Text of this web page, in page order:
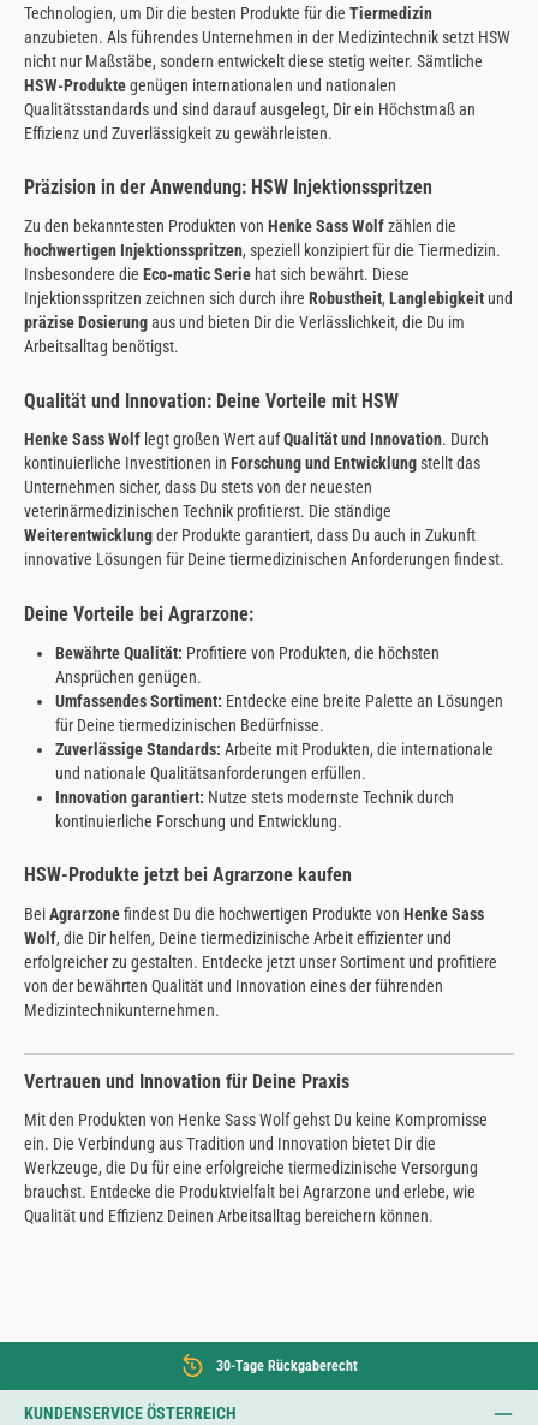
Technologien, um Dir die besten Produkte für die Tiermedizin
anzubieten. Als führendes Unternehmen in der Medizintechnik setzt HSW
nicht nur Maßstäbe, sondern entwickelt diese stetig weiter. Sämtliche
HSW-Produktegenügen internationalen und nationalen
Qualitätsstandards und sind darauf ausgelegt, Dir ein Höchstmaß an
Effizienz und Zuverlässigkeit zu gewährleisten.
Präzision in der Anwendung: HSW Injektionsspritzen
Zu den bekanntesten Produkten von Henke Sass Wolfzählen die
hochwertigen Injektionsspritzen, speziell konzipiert für die Tiermedizin.
Insbesondere die Eco-matic Serie hat sich bewährt. Diese
Injektionsspritzen zeichnen sich durch ihre Robustheit, Langlebigkeit und
präzise Dosierungaus und bieten Dir die Verlässlichkeit, die Du im
Arbeitsalltag benötigst.
Qualität und Innovation: Deine Vorteile mit HSW
Henke Sass Wolf legt großen Wert aufQualität und Innovation. Durch
kontinuierliche Investitionen in Forschung und Entwicklungstellt das
Unternehmen sicher, dass Du stets von der neuesten
veterinärmedizinischen Technik profitierst. Die ständige
Weiterentwicklungder Produkte garantiert, dass Du auch in Zukunft
innovative Lösungen für Deine tiermedizinischen Anforderungen findest.
Deine Vorteile bei Agrarzone:
Bewährte Qualität: Profitiere von Produkten, die höchsten
Ansprüchen genügen.
Umfassendes Sortiment: Entdecke eine breite Palette an Lösungen
für Deine tiermedizinischen Bedürfnisse.
Zuverlässige Standards: Arbeite mit Produkten, die internationale
und nationale Qualitätsanforderungen erfüllen.
Innovation garantiert: Nutze stets modernste Technik durch
kontinuierliche Forschung und Entwicklung.
HSW-Produkte jetzt bei Agrarzone kaufen
BeiAgrarzonefindest Du die hochwertigen Produkte von Henke Sass
Wolf, die Dir helfen, Deine tiermedizinische Arbeit effizienter und
erfolgreicher zu gestalten. Entdecke jetzt unser Sortiment und profitiere
von der bewährten Qualität und Innovation eines der führenden
Medizintechnikunternehmen.
Vertrauen und Innovation für Deine Praxis
Mit den Produkten von Henke Sass Wolf gehst Du keine Kompromisse
ein. Die Verbindung aus Tradition und Innovation bietet Dir die
Werkzeuge, die Du für eine erfolgreiche tiermedizinische Versorgung
brauchst. Entdecke die Produktvielfalt bei Agrarzone und erlebe, wie
Qualität und Effizienz Deinen Arbeitsalltag bereichern können.
30-Tage Rückgaberecht
KUNDENSERVICE ÖSTERREICH